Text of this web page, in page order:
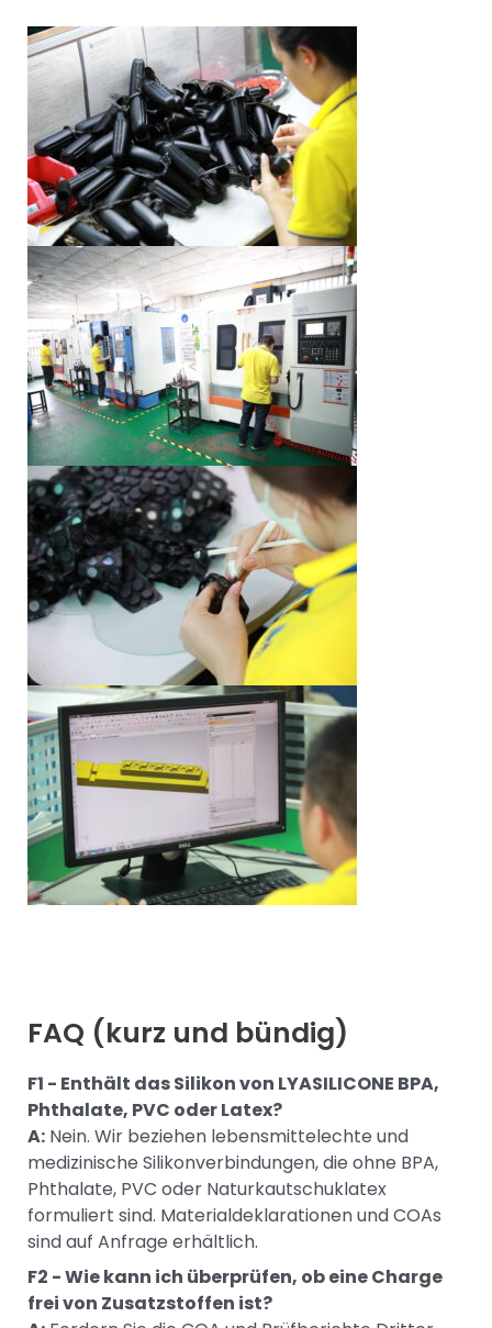
FAQ (kurz und bündig)
F1 - Enthält das Silikon von LYASILICONE BPA,
Phthalate, PVC oder Latex?
A: Nein. Wir beziehen lebensmittelechte und
medizinische Silikonverbindungen, die ohne BPA,
Phthalate, PVC oder Naturkautschuklatex
formuliert sind. Materialdeklarationen und COAs
sind auf Anfrage erhältlich.
F2 - Wie kann ich überprüfen, ob eine Charge
frei von Zusatzstoffen ist?